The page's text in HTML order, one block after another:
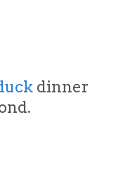
dinner